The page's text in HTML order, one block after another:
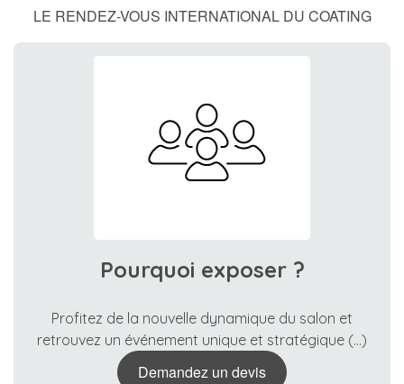
LE RENDEZ-VOUS INTERNATIONAL DU COATING
Pourquoi exposer ?
Profitez de la nouvelle dynamique du salon et
retrouvez un événement unique et stratégique (...)
Demandez un devis